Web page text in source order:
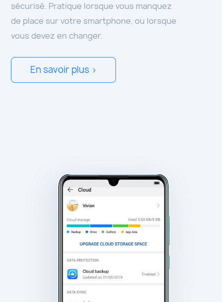
sécurisé. Pratique lorsque vous manquez
de place sur votre smartphone, ou lorsque
vous devez en changer.
En savoir plus >